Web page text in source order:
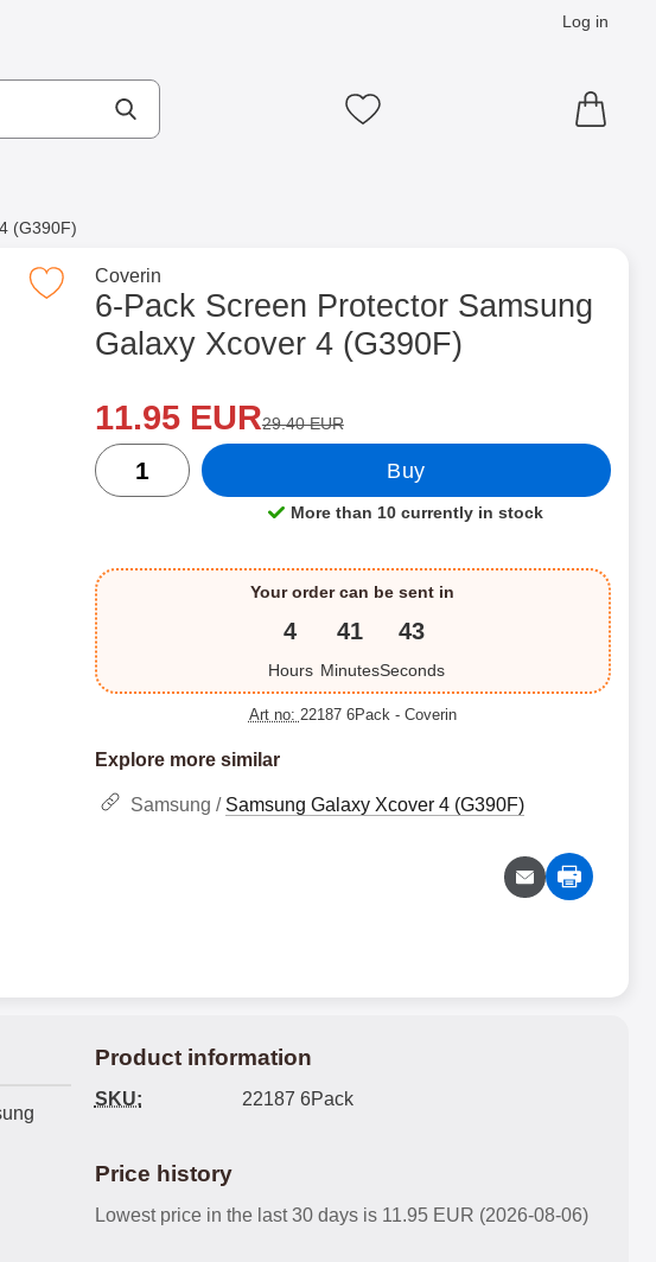
Log in
our productsMake search My favourites
(G390F)
Galaxy Xcover 4 (G390F) as favourite
Go to brand page for
Coverin
6-Pack Screen Protector Samsung
Galaxy Xcover 4 (G390F)
Shop this product, 6-Pack Screen Protector Samsung Galaxy
new price
11.95 EURold price
29.40 EUR
quantity
Buy
Product availability:
More than 10 currently in stock
Your order can be sent in
4
Hours
41
Minutes
43
Seconds
Art no: 22187 6Pack - Coverin
Explore more similar
Samsung / Samsung Galaxy Xcover 4 (G390F)
Product information
SKU: 22187 6Pack
Price history
Lowest price in the last 30 days is 11.95 EUR (2026-08-06)